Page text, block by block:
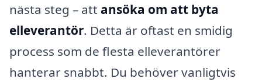
nästa steg – att ansöka om att byta
elleverantör. Detta är oftast en smidig
process som de flesta elleverantörer
hanterar snabbt. Du behöver vanligtvis